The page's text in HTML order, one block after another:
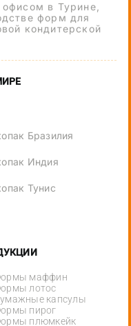
в Турине,
форм для
кондитерской
Бразилия
Индия
Тунис
маффин
лотос
капсулы
пирог
плюмкейк